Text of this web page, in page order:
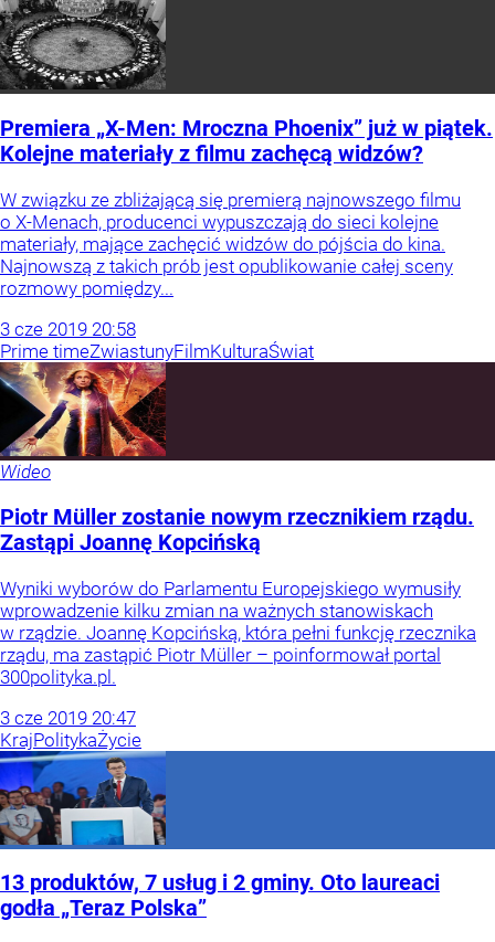
Premiera „X-Men: Mroczna Phoenix” już w piątek.
Kolejne materiały z filmu zachęcą widzów?
W związku ze zbliżającą się premierą najnowszego filmu
o X-Menach, producenci wypuszczają do sieci kolejne
materiały, mające zachęcić widzów do pójścia do kina.
Najnowszą z takich prób jest opublikowanie całej sceny
rozmowy pomiędzy...
3 cze 2019 20:58
Prime timeZwiastunyFilmKulturaŚwiat
Wideo
Piotr Müller zostanie nowym rzecznikiem rządu.
Zastąpi Joannę Kopcińską
Wyniki wyborów do Parlamentu Europejskiego wymusiły
wprowadzenie kilku zmian na ważnych stanowiskach
w rządzie. Joannę Kopcińską, która pełni funkcję rzecznika
rządu, ma zastąpić Piotr Müller – poinformował portal
300polityka.pl.
3 cze 2019 20:47
KrajPolitykaŻycie
13 produktów, 7 usług i 2 gminy. Oto laureaci
godła „Teraz Polska”